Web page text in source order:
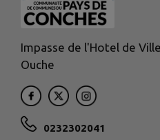
Impasse de l'Hotel de
Ouche
0232302041